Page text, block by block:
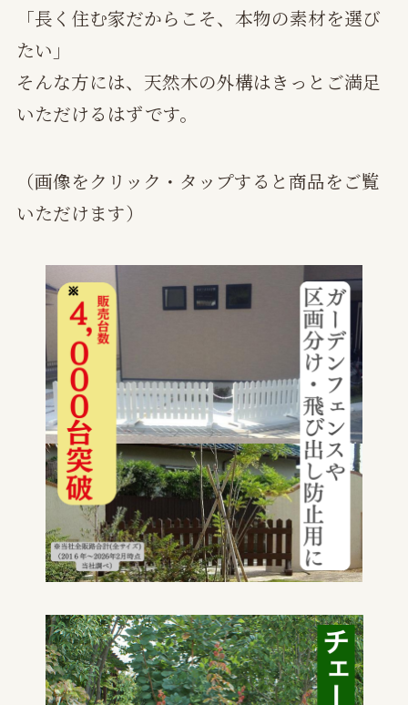
「長く住む家だからこそ、本物の素材を選び
たい」
そんな方には、天然木の外構はきっとご満足
いただけるはずです。
（画像をクリック・タップすると商品をご覧
いただけます）